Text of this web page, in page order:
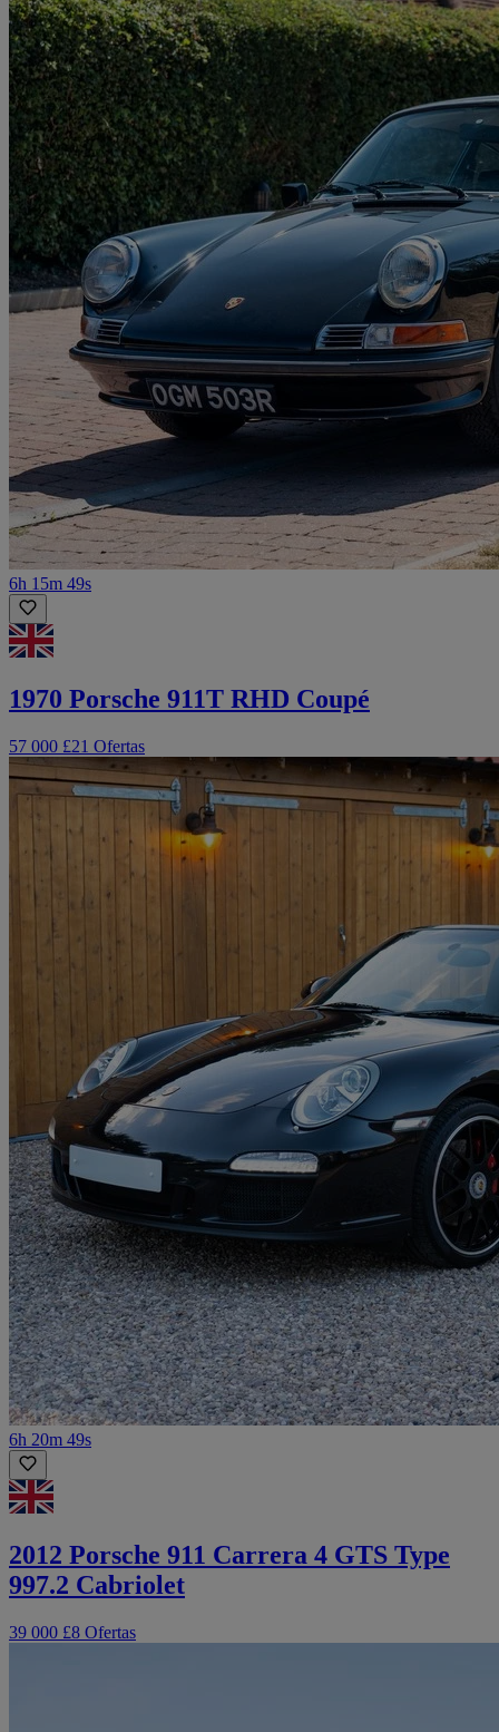
6h 15m 49s
1970 Porsche 911T RHD Coupé
57 000 £21 Ofertas
6h 20m 49s
2012 Porsche 911 Carrera 4 GTS Type
997.2 Cabriolet
39 000 £8 Ofertas